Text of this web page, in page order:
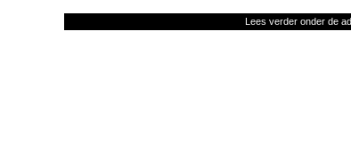
Lees verder onder de